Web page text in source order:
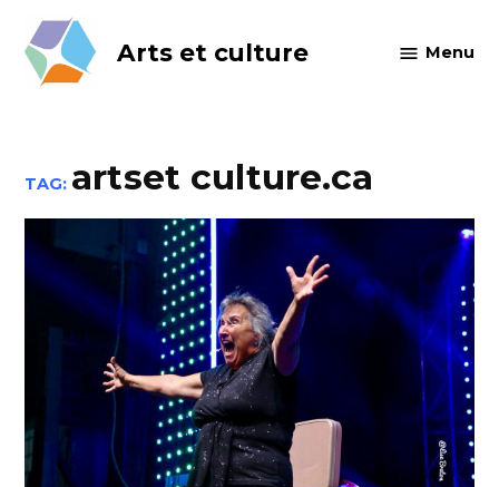
content
Arts et culture Menu
TAG: artset culture.ca